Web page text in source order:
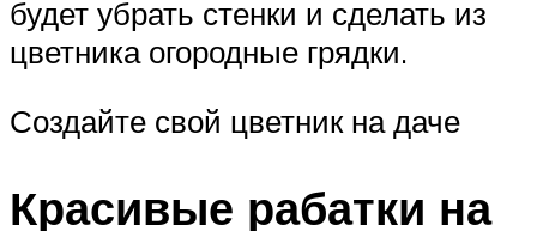
будет убрать стенки и сделать из
цветника огородные грядки.
Создайте свой цветник на даче
Красивые рабатки на